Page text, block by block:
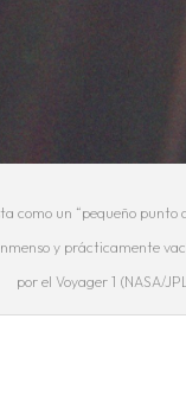
como un “pequeño punto
y prácticamente
por el Voyager 1 (NASA/